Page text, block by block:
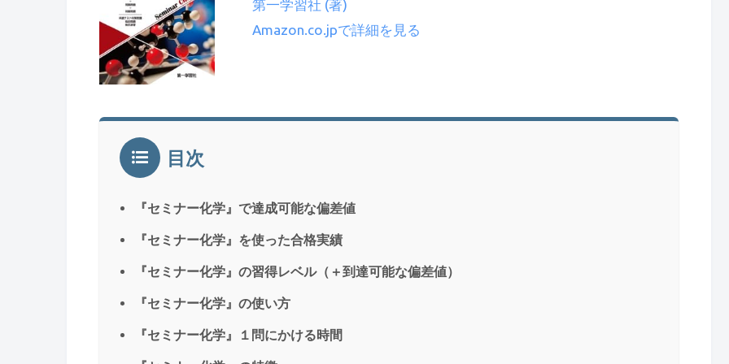
第一学習社 (著)
Amazon.co.jpで詳細を見る
目次
『セミナー化学』で達成可能な偏差値
『セミナー化学』を使った合格実績
『セミナー化学』の習得レベル（＋到達可能な偏差値）
『セミナー化学』の使い方
『セミナー化学』１問にかける時間